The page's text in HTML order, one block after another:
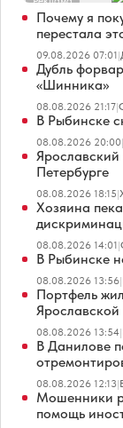
Почему я
перестала
09.08.2026 07:01|
Дубль
«Шинника»
08.08.2026 21:17|
В Рыбинске
08.08.2026 20:00|
Петербурге
08.08.2026 18:15|
Хозяина
08.08.2026 14:01|
В Рыбинске
08.08.2026 13:56|
Портфель
Ярославской
08.08.2026 13:54|
В Данилове
08.08.2026 12:13|
Мошенники
помощь